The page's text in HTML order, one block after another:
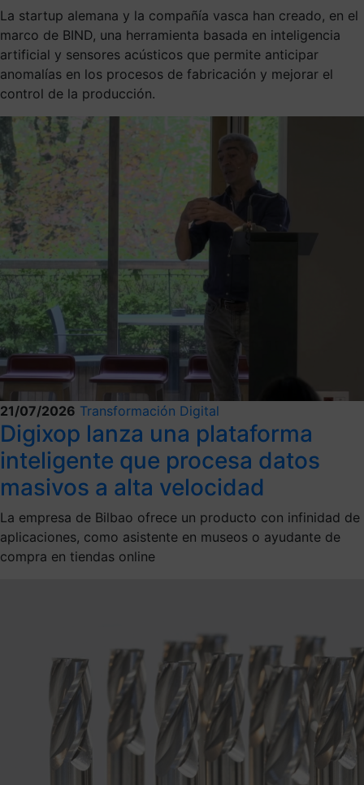
La startup alemana y la compañía vasca han creado, en el
marco de BIND, una herramienta basada en inteligencia
artificial y sensores acústicos que permite anticipar
anomalías en los procesos de fabricación y mejorar el
control de la producción.
21/07/2026 Transformación Digital
Digixop lanza una plataforma
inteligente que procesa datos
masivos a alta velocidad
La empresa de Bilbao ofrece un producto con infinidad de
aplicaciones, como asistente en museos o ayudante de
compra en tiendas online